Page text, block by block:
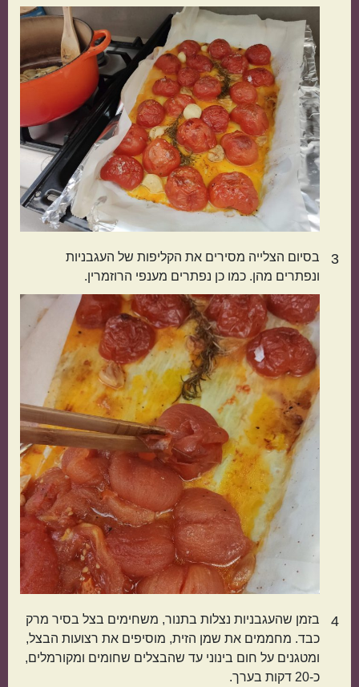
3
בסיום הצלייה מסירים את הקליפות של העגבניות
ונפתרים מהן. כמו כן נפתרים מענפי הרוזמרין.
4
בזמן שהעגבניות נצלות בתנור, משחימים בצל בסיר מרק
כבד. מחממים את שמן הזית, מוסיפים את רצועות הבצל,
ומטגנים על חום בינוני עד שהבצלים שחומים ומקורמלים,
כ-20 דקות בערך.
מנות קלות להכנה בתקציב נמוך
מנות שמוכנות מהר
מתכונים שילדים
אוהבים
הכול בסיר אחד מתאימות כמתנה